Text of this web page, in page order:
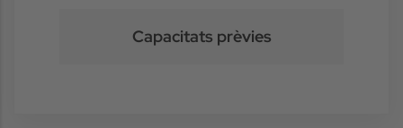
Capacitats prèvies